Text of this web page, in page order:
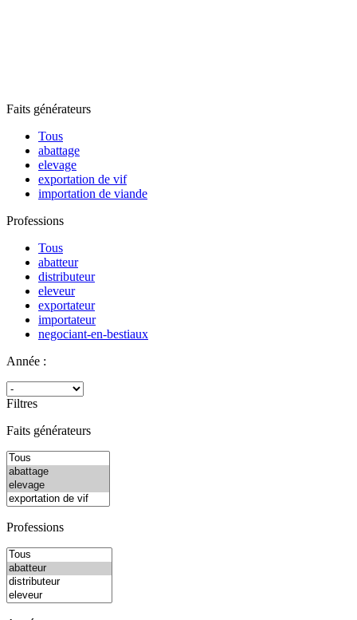
Faits générateurs
Tous
abattage
elevage
exportation de vif
importation de viande
Professions
Tous
abatteur
distributeur
eleveur
exportateur
importateur
negociant-en-bestiaux
Année :
Filtres
Faits générateurs
Professions